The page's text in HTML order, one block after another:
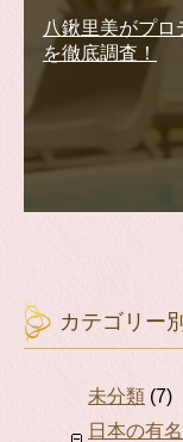
八鍬里美がプロ
を徹底調査！
カテゴリー別
未分類 (7)
日本の有